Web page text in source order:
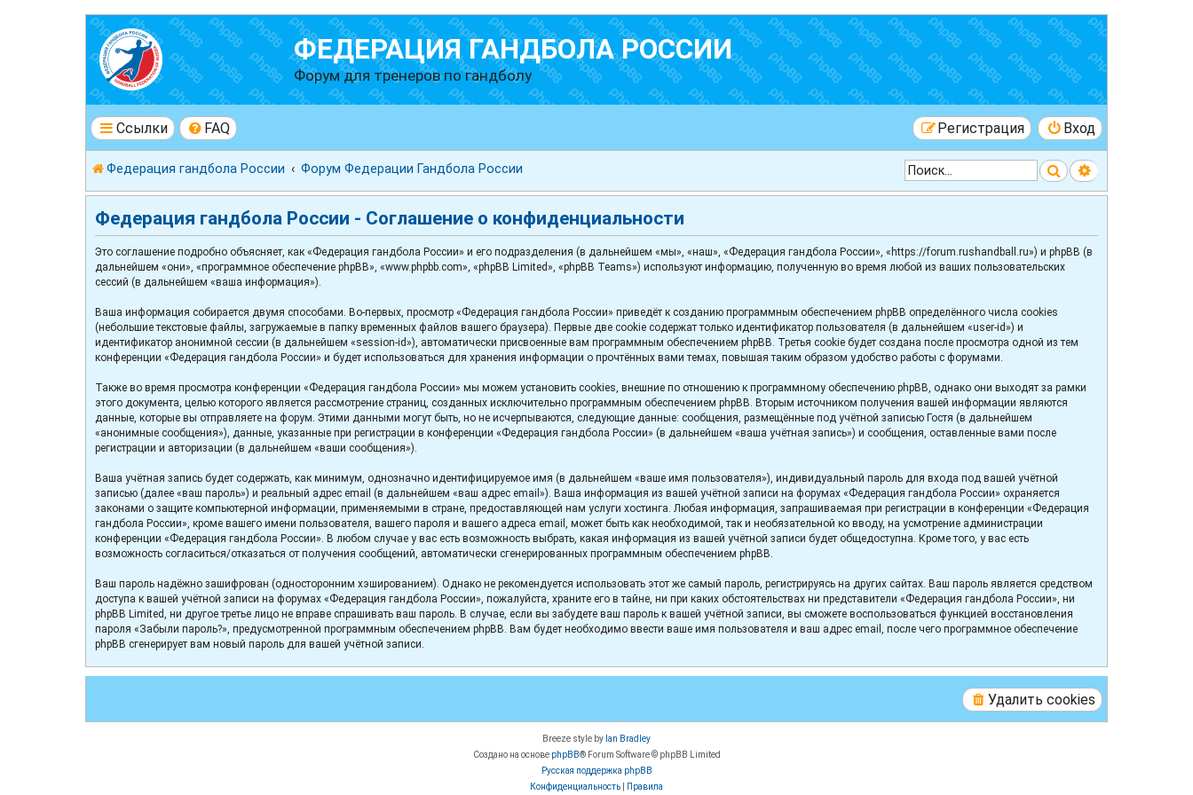
ФЕДЕРАЦИЯ ГАНДБОЛА РОССИИ
Форум для тренеров по гандболу
Ссылки FAQ Вход
Регистрация
Федерация гандбола России Форум Федерации Гандбола России ПоискРасширенный
Федерация гандбола России - Соглашение о конфиденциальности
Это соглашение подробно объясняет, как «Федерация гандбола России» и его подразделения (в дальнейшем «мы», «наш», «Федерация гандбола России», «https://forum.rushandball.ru») и phpBB (в
дальнейшем «они», «программное обеспечение phpBB», «www.phpbb.com», «phpBB Limited», «phpBB Teams») используют информацию, полученную во время любой из ваших пользовательских
сессий (в дальнейшем «ваша информация»).
Ваша информация собирается двумя способами. Во-первых, просмотр «Федерация гандбола России» приведёт к созданию программным обеспечением phpBB определённого числа cookies
(небольшие текстовые файлы, загружаемые в папку временных файлов вашего браузера). Первые две cookie содержат только идентификатор пользователя (в дальнейшем «user-id») и
идентификатор анонимной сессии (в дальнейшем «session-id»), автоматически присвоенные вам программным обеспечением phpBB. Третья cookie будет создана после просмотра одной из тем
конференции «Федерация гандбола России» и будет использоваться для хранения информации о прочтённых вами темах, повышая таким образом удобство работы с форумами.
Также во время просмотра конференции «Федерация гандбола России» мы можем установить cookies, внешние по отношению к программному обеспечению phpBB, однако они выходят за рамки
этого документа, целью которого является рассмотрение страниц, созданных исключительно программным обеспечением phpBB. Вторым источником получения вашей информации являются
данные, которые вы отправляете на форум. Этими данными могут быть, но не исчерпываются, следующие данные: сообщения, размещённые под учётной записью Гостя (в дальнейшем
«анонимные сообщения»), данные, указанные при регистрации в конференции «Федерация гандбола России» (в дальнейшем «ваша учётная запись») и сообщения, оставленные вами после
регистрации и авторизации (в дальнейшем «ваши сообщения»).
Ваша учётная запись будет содержать, как минимум, однозначно идентифицируемое имя (в дальнейшем «ваше имя пользователя»), индивидуальный пароль для входа под вашей учётной
записью (далее «ваш пароль») и реальный адрес email (в дальнейшем «ваш адрес email»). Ваша информация из вашей учётной записи на форумах «Федерация гандбола России» охраняется
законами о защите компьютерной информации, применяемыми в стране, предоставляющей нам услуги хостинга. Любая информация, запрашиваемая при регистрации в конференции «Федерация
гандбола России», кроме вашего имени пользователя, вашего пароля и вашего адреса email, может быть как необходимой, так и необязательной ко вводу, на усмотрение администрации
конференции «Федерация гандбола России». В любом случае у вас есть возможность выбрать, какая информация из вашей учётной записи будет общедоступна. Кроме того, у вас есть
возможность согласиться/отказаться от получения сообщений, автоматически сгенерированных программным обеспечением phpBB.
Ваш пароль надёжно зашифрован (односторонним хэшированием). Однако не рекомендуется использовать этот же самый пароль, регистрируясь на других сайтах. Ваш пароль является средством
доступа к вашей учётной записи на форумах «Федерация гандбола России», пожалуйста, храните его в тайне, ни при каких обстоятельствах ни представители «Федерация гандбола России», ни
phpBB Limited, ни другое третье лицо не вправе спрашивать ваш пароль. В случае, если вы забудете ваш пароль к вашей учётной записи, вы сможете воспользоваться функцией восстановления
пароля «Забыли пароль?», предусмотренной программным обеспечением phpBB. Вам будет необходимо ввести ваше имя пользователя и ваш адрес email, после чего программное обеспечение
phpBB сгенерирует вам новый пароль для вашей учётной записи.
Удалить cookies
Breeze style by Ian Bradley
Создано на основе phpBB® Forum Software © phpBB Limited
Русская поддержка phpBB
Конфиденциальность
Правила